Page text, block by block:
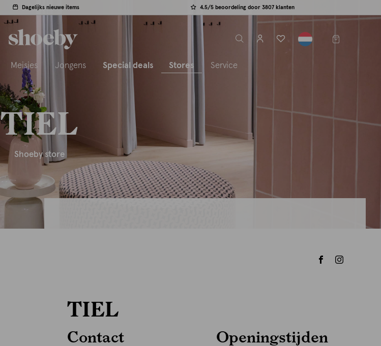
Dagelijks nieuwe items 4.5/5 beoordeling door 3807 klanten
label.header.toggle
Meisjes Jongens Special deals Stores Service
TIEL
Shoeby store
TIEL
Contact Openingstijden